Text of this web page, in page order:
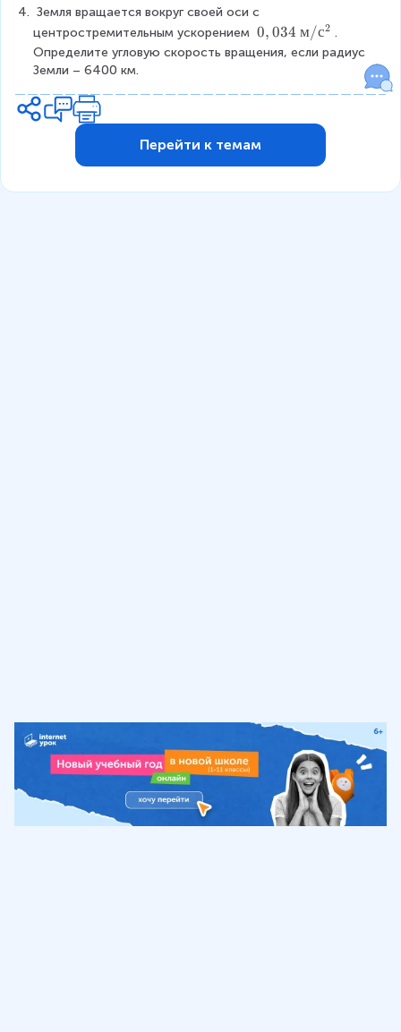
a
Земля вращается вокруг своей оси с
центростремительным ускорением 0
,
\
{
с
0, 034 м/с2 .
Определите угловую скорость вращения, если радиус
Земли – 6400 км.
Перейти к темам